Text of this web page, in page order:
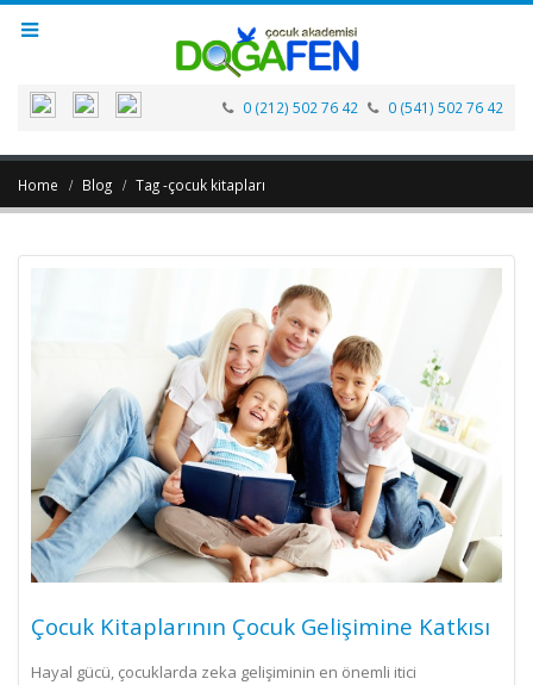
0 (212) 502 76 42 0 (541) 502 76 42
Home Blog Tag -çocuk kitapları
Çocuk Kitaplarının Çocuk Gelişimine Katkısı
Hayal gücü, çocuklarda zeka gelişiminin en önemli itici